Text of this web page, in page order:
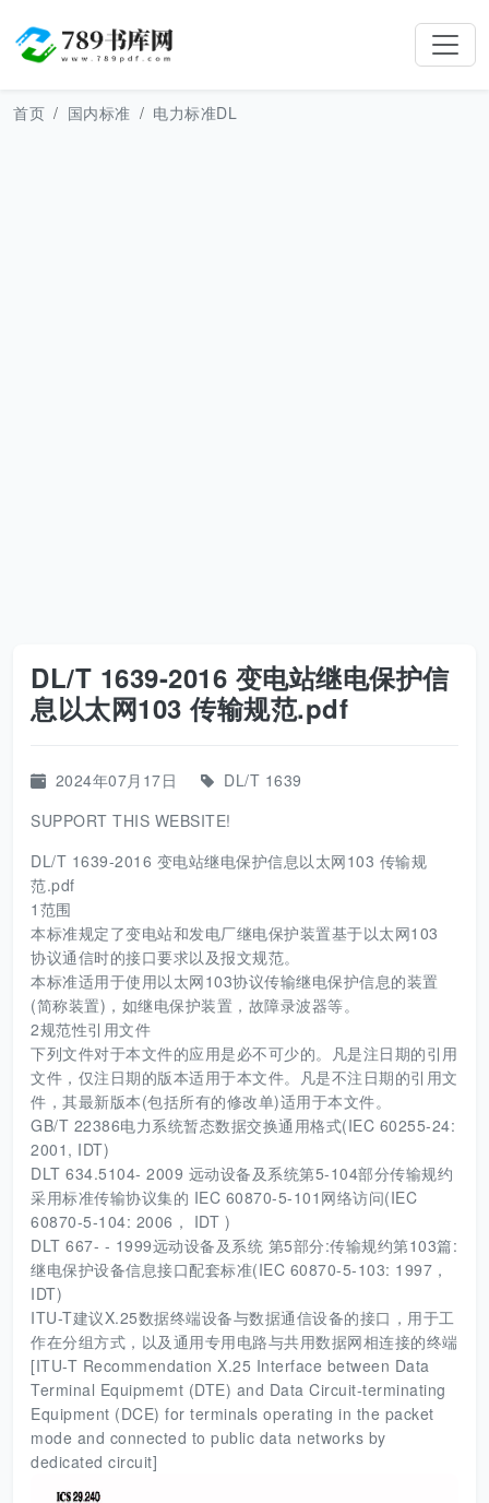
首页 国内标准 电力标准DL
DL/T 1639-2016 变电站继电保护信
息以太网103 传输规范.pdf
2024年07月17日
DL/T 1639
SUPPORT THIS WEBSITE!
DL/T 1639-2016 变电站继电保护信息以太网103 传输规
范.pdf
1范围
本标准规定了变电站和发电厂继电保护装置基于以太网103
协议通信时的接口要求以及报文规范。
本标准适用于使用以太网103协议传输继电保护信息的装置
(简称装置)，如继电保护装置，故障录波器等。
2规范性引用文件
下列文件对于本文件的应用是必不可少的。凡是注日期的引用
文件，仅注日期的版本适用于本文件。凡是不注日期的引用文
件，其最新版本(包括所有的修改单)适用于本文件。
GB/T 22386电力系统暂态数据交换通用格式(IEC 60255-24:
2001, IDT)
DLT 634.5104- 2009 远动设备及系统第5-104部分传输规约
采用标准传输协议集的 IEC 60870-5-101网络访问(IEC
60870-5-104: 2006， IDT )
DLT 667- - 1999远动设备及系统 第5部分:传输规约第103篇:
继电保护设备信息接口配套标准(IEC 60870-5-103: 1997，
IDT)
ITU-T建议X.25数据终端设备与数据通信设备的接口，用于工
作在分组方式，以及通用专用电路与共用数据网相连接的终端
[ITU-T Recommendation X.25 Interface between Data
Terminal Equipmemt (DTE) and Data Circuit-terminating
Equipment (DCE) for terminals operating in the packet
mode and connected to public data networks by
dedicated circuit]